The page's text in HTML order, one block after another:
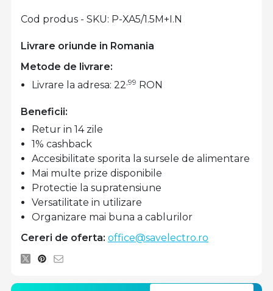
Livrare oriunde in Romania
Cod produs - SKU P-XA5/1.5M+I.N
Metode de livrare:
Livrare la adresa: 22,99 RON
Beneficii:
Retur in 14 zile
1% cashback
Accesibilitate sporita la sursele de alimentare
Mai multe prize disponibile
Protectie la supratensiune
Versatilitate in utilizare
Organizare mai buna a cablurilor
Cereri de oferta: office@savelectro.ro